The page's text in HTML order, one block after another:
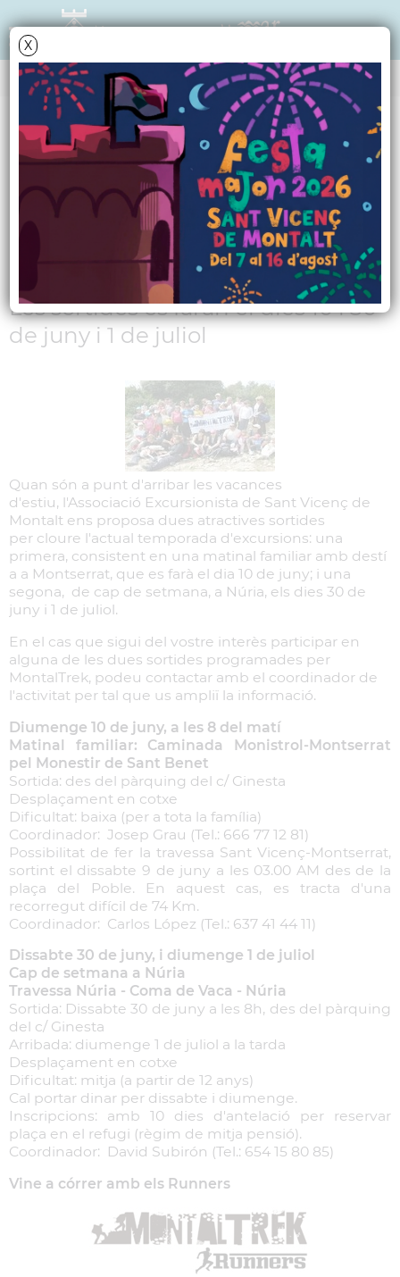
X
NOTÍCIES - ACTUALITAT
MontalTrek clou
l'actual temporada
d'excursions
Les sortides es faran el dies 10 i 30
de juny i 1 de juliol
Quan són a punt d'arribar les vacances
d'estiu, l'Associació Excursionista de Sant Vicenç de
Montalt ens proposa dues atractives sortides
per cloure l'actual temporada d'excursions: una
primera, consistent en una matinal familiar amb destí
a a Montserrat, que es farà el dia 10 de juny; i una
segona, de cap de setmana, a Núria, els dies 30 de
juny i 1 de juliol.
En el cas que sigui del vostre interès participar en
alguna de les dues sortides programades per
MontalTrek, podeu contactar amb el coordinador de
l'activitat per tal que us ampliï la informació.
Diumenge 10 de juny, a les 8 del matí
Matinal familiar: Caminada Monistrol-Montserrat
pel Monestir de Sant Benet
Sortida: des del pàrquing del c/ Ginesta
Desplaçament en cotxe
Dificultat: baixa (per a tota la família)
Coordinador: Josep Grau (Tel.: 666 77 12 81)
Possibilitat de fer la travessa Sant Vicenç-Montserrat,
sortint el dissabte 9 de juny a les 03.00 AM des de la
plaça del Poble. En aquest cas, es tracta d'una
recorregut difícil de 74 Km.
Coordinador: Carlos López (Tel.: 637 41 44 11)
Dissabte 30 de juny, i diumenge 1 de juliol
Cap de setmana a Núria
Travessa Núria - Coma de Vaca - Núria
Sortida: Dissabte 30 de juny a les 8h, des del pàrquing
del c/ Ginesta
Arribada: diumenge 1 de juliol a la tarda
Desplaçament en cotxe
Dificultat: mitja (a partir de 12 anys)
Cal portar dinar per dissabte i diumenge.
Inscripcions: amb 10 dies d'antelació per reservar
plaça en el refugi (règim de mitja pensió).
Coordinador: David Subirón (Tel.: 654 15 80 85)
Vine a córrer amb els Runners